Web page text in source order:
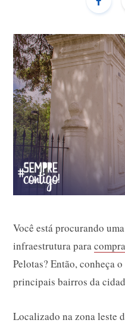
Você está procurando
infraestrutura para
Pelotas? Então, conheça
principais bairros da
Localizado na zona leste